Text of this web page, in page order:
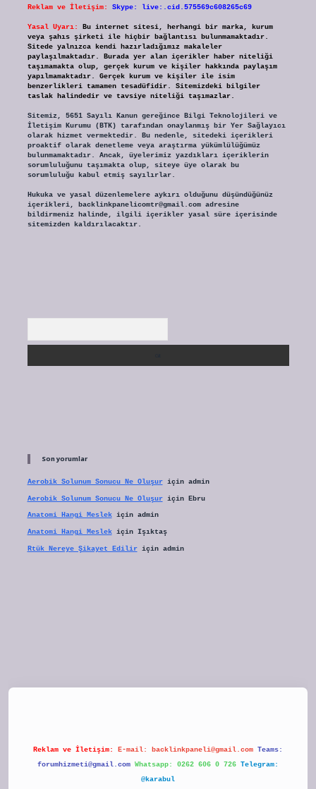
Reklam ve İletişim: Skype: live:.cid.575569c608265c69
Yasal Uyarı:
Bu internet sitesi, herhangi bir marka, kurum
veya şahıs şirketi ile hiçbir bağlantısı bulunmamaktadır.
Sitede yalnızca kendi hazırladığımız makaleler
paylaşılmaktadır. Burada yer alan içerikler haber niteliği
taşımamakta olup, gerçek kurum ve kişiler hakkında paylaşım
yapılmamaktadır. Gerçek kurum ve kişiler ile isim
benzerlikleri tamamen tesadüfidir. Sitemizdeki bilgiler
taslak halindedir ve tavsiye niteliği taşımazlar.
Sitemiz, 5651 Sayılı Kanun gereğince Bilgi Teknolojileri ve
İletişim Kurumu (BTK) tarafından onaylanmış bir Yer Sağlayıcı
olarak hizmet vermektedir. Bu nedenle, sitedeki içerikleri
proaktif olarak denetleme veya araştırma yükümlülüğümüz
bulunmamaktadır. Ancak, üyelerimiz yazdıkları içeriklerin
sorumluluğunu taşımakta olup, siteye üye olarak bu
sorumluluğu kabul etmiş sayılırlar.
Hukuka ve yasal düzenlemelere aykırı olduğunu düşündüğünüz
içerikleri, backlinkpanelicomtr@gmail.comadresine
bildirmeniz halinde, ilgili içerikler yasal süre içerisinde
sitemizden kaldırılacaktır.
Son yorumlar
Aerobik Solunum Sonucu Ne Oluşuriçin admin
Aerobik Solunum Sonucu Ne Oluşuriçin Ebru
Anatomi Hangi Meslekiçin admin
Anatomi Hangi Meslekiçin Işıktaş
Rtük Nereye Şikayet Ediliriçin admin
Reklam ve İletişim: E-mail: backlinkpaneli@gmail.com Teams:
forumhizmeti@gmail.com Whatsapp: 0262 606 0 726 Telegram:
@karabul